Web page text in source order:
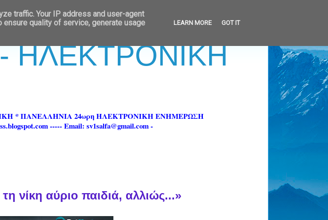
- ΗΛΕΚΤΡΟΝΙΚΗ
* ΠΑΝΕΛΛΗΝΙΑ 24ωρη ΗΛΕΚΤΡΟΝΙΚΗ ΕΝΗΜΕΡΩΣΗ
----- Email: sv1salfa@gmail.com -
νίκη αύριο παιδιά, αλλιώς...»
traffic. Your IP address and user-agent
quality of service, generate usage
LEARN MORE GOT IT